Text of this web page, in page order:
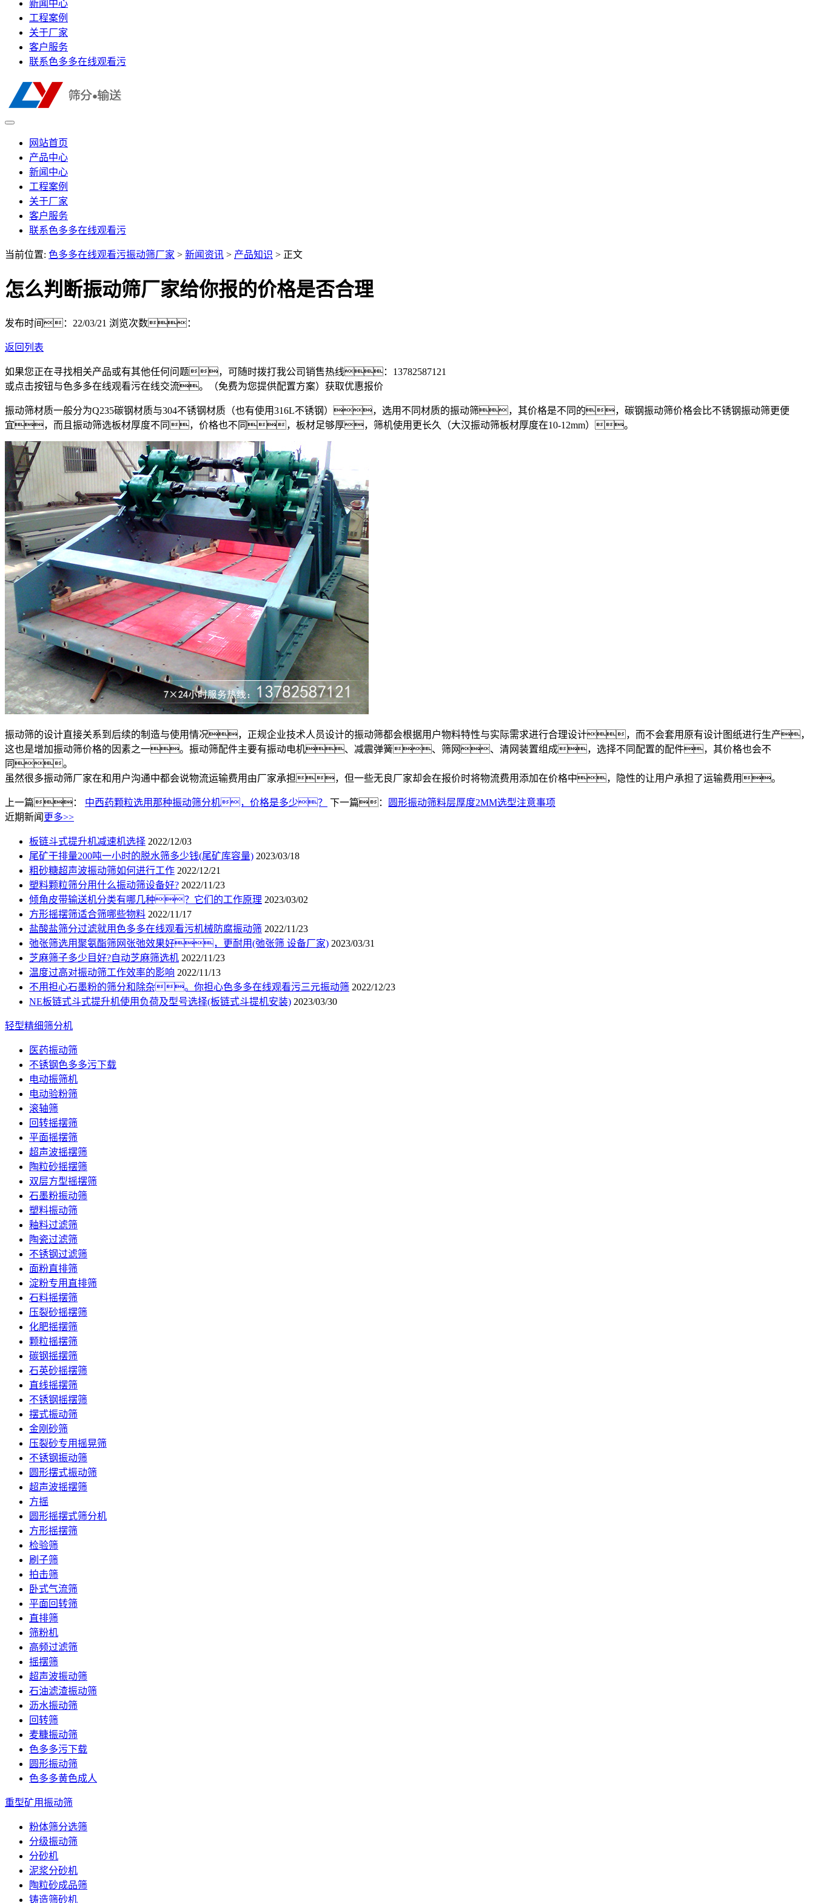
新闻中心
工程案例
关于厂家
客户服务
联系色多多在线观看污
网站首页
产品中心
新闻中心
工程案例
关于厂家
客户服务
联系色多多在线观看污
当前位置: 色多多在线观看污振动筛厂家 > 新闻资讯 > 产品知识 > 正文
怎么判断振动筛厂家给你报的价格是否合理
发布时间：22/03/21 浏览次数：
返回列表
如果您正在寻找相关产品或有其他任何问题，可随时拨打我公司销售热线： 13782587121
或点击按钮与色多多在线观看污在线交流。（免费为您提供配置方案） 获取优惠报价
振动筛材质一般分为Q235碳钢材质与304不锈钢材质（也有使用316L不锈钢），选用不同材质的振动筛，其价格是不同的，碳钢振动筛价格会比不锈钢振动筛更便
宜，而且振动筛选板材厚度不同，价格也不同，板材足够厚，筛机使用更长久（大汉振动筛板材厚度在10-12mm）。
振动筛的设计直接关系到后续的制造与使用情况，正规企业技术人员设计的振动筛都会根据用户物料特性与实际需求进行合理设计，而不会套用原有设计图纸进行生产，
这也是增加振动筛价格的因素之一。振动筛配件主要有振动电机、减震弹簧、筛网、清网装置组成，选择不同配置的配件，其价格也会不
同。
虽然很多振动筛厂家在和用户沟通中都会说物流运输费用由厂家承担，但一些无良厂家却会在报价时将物流费用添加在价格中，隐性的让用户承担了运输费用。
上一篇： 中西药颗粒选用那种振动筛分机，价格是多少？ 下一篇：
圆形振动筛料层厚度2MM选型注意事项
近期新闻 更多>>
板链斗式提升机减速机选择 2022/12/03
尾矿干排量200吨一小时的脱水筛多少钱(尾矿库容量) 2023/03/18
粗砂糖超声波振动筛如何进行工作 2022/12/21
塑料颗粒筛分用什么振动筛设备好? 2022/11/23
倾角皮带输送机分类有哪几种？它们的工作原理 2023/03/02
方形摇摆筛适合筛哪些物料 2022/11/17
盐酸盐筛分过滤就用色多多在线观看污机械防腐振动筛 2022/11/23
弛张筛选用聚氨酯筛网张弛效果好，更耐用(弛张筛 设备厂家) 2023/03/31
芝麻筛子多少目好?自动芝麻筛选机 2022/11/23
温度过高对振动筛工作效率的影响 2022/11/13
不用担心石墨粉的筛分和除杂。你担心色多多在线观看污三元振动筛 2022/12/23
NE板链式斗式提升机使用负荷及型号选择(板链式斗提机安装) 2023/03/30
轻型精细筛分机
医药振动筛
不锈钢色多多污下载
电动振筛机
电动验粉筛
滚轴筛
回转摇摆筛
平面摇摆筛
超声波摇摆筛
陶粒砂摇摆筛
双层方型摇摆筛
石墨粉振动筛
塑料振动筛
釉料过滤筛
陶瓷过滤筛
不锈钢过滤筛
面粉直排筛
淀粉专用直排筛
石料摇摆筛
压裂砂摇摆筛
化肥摇摆筛
颗粒摇摆筛
碳钢摇摆筛
石英砂摇摆筛
直线摇摆筛
不锈钢摇摆筛
摆式振动筛
金刚砂筛
压裂砂专用摇晃筛
不锈钢振动筛
圆形摆式振动筛
超声波摇摆筛
方摇
圆形摇摆式筛分机
方形摇摆筛
检验筛
刷子筛
拍击筛
卧式气流筛
平面回转筛
直排筛
筛粉机
高频过滤筛
摇摆筛
超声波振动筛
石油滤渣振动筛
沥水振动筛
回转筛
麦糠振动筛
色多多污下载
圆形振动筛
色多多黄色成人
重型矿用振动筛
粉体筛分选筛
分级振动筛
分砂机
泥浆分砂机
陶粒砂成品筛
铸造筛砂机